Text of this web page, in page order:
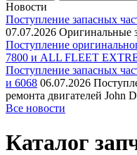
Новости
Поступление запасных
07.07.2026 Оригинальные
Поступление
7800 и ALL FLEET
Поступление запасных
и 6068 06.07.2026
ремонта двигателей John
Все новости
Каталог